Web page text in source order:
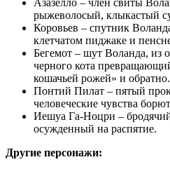
Азазелло – член свиты
рыжеволосый, клыкастый
Коровьев – спутник
клетчатом пиджаке и
Бегемот – шут Воланда, из
черного кота
кошачьей рожей» и обратно.
Понтий Пилат – пятый
человеческие чувства
Иешуа Га-Ноцри –
осужденный на распятие.
Другие персонажи: